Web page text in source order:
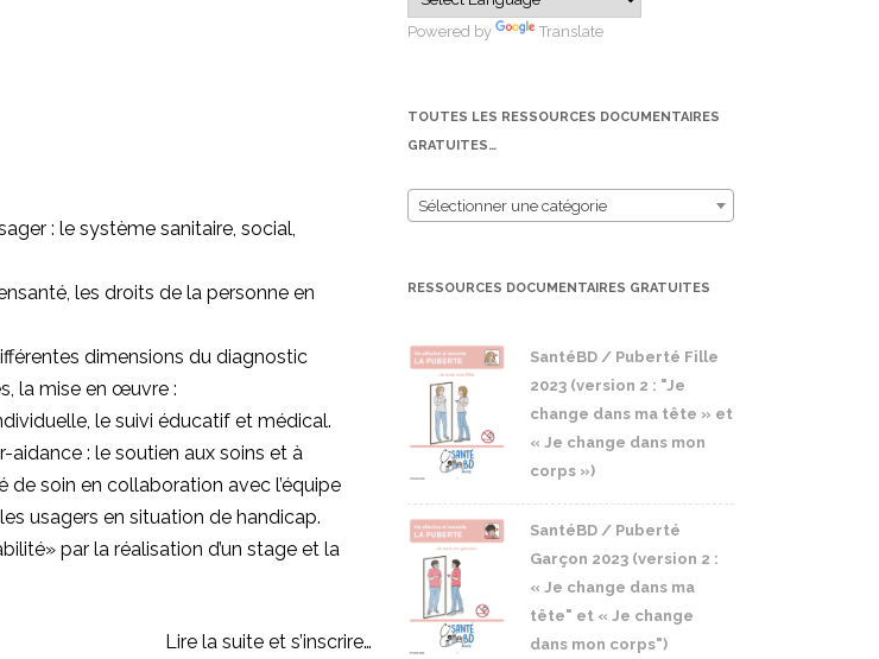
: le système sanitaire, social,
les droits de la personne en
dimensions du diagnostic
la mise en œuvre :
le suivi éducatif et médical.
aidance : le soutien aux soins et à
de soin en collaboration avec l’équipe
usagers en situation de handicap.
par la réalisation d’un stage et la
Lire la suite et s’inscrire…
Powered by Translate
TOUTES LES RESSOURCES DOCUMENTAIRES
GRATUITES…
Sélectionner une catégorie
RESSOURCES DOCUMENTAIRES GRATUITES
SantéBD / Puberté Fille
2023 (version 2 : "Je
change dans ma tête » et
« Je change dans mon
corps »)
SantéBD / Puberté
Garçon 2023 (version 2 :
« Je change dans ma
tête" et « Je change
dans mon corps")